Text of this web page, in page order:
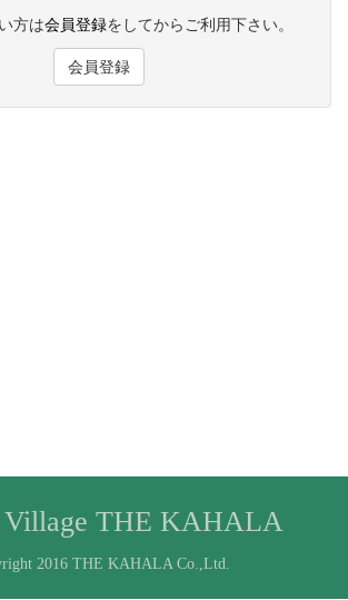
方は会員登録をしてからご利用下さい。
会員登録
Village THE KAHALA
2016 THE KAHALA Co.,Ltd.